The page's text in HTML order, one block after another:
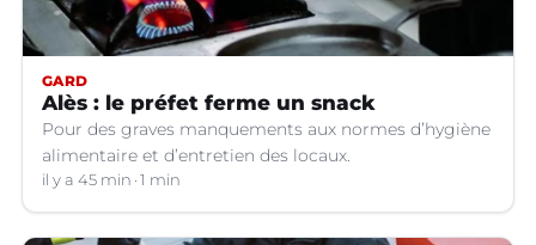
GARD
Alès : le préfet ferme un snack
Pour des graves manquements aux normes d’hygiène
alimentaire et d’entretien des locaux.
il y a 45 min 1 min